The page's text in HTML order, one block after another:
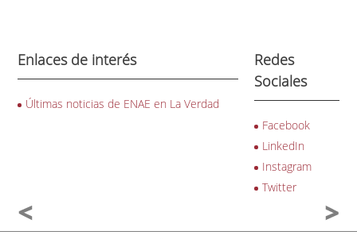
Enlaces de interés
Últimas noticias de ENAE en La Verdad
Redes
Sociales
Facebook
LinkedIn
Instagram
Twitter